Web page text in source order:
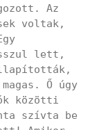
Az
voltak,
lett,
Ő úgy
közötti
szívta be